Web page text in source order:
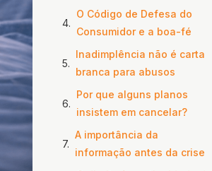
O Código de Defesa do
Consumidor e a boa-fé
Inadimplência não é carta
branca para abusos
Por que alguns planos
insistem em cancelar?
A importância da
informação antes da crise